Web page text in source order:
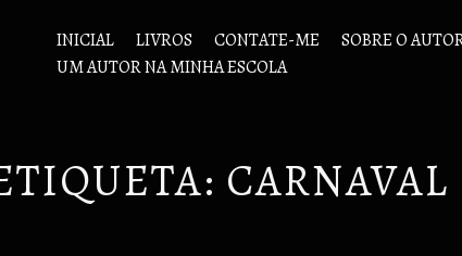
INICIAL LIVROS CONTATE-ME SOBRE O
UM AUTOR NA MINHA ESCOLA
CARNAVAL